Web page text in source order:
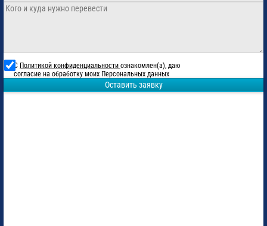
С Политикой конфиденциальности ознакомлен(а), даю
согласие на обработку моих Персональных данных
Оставить заявку